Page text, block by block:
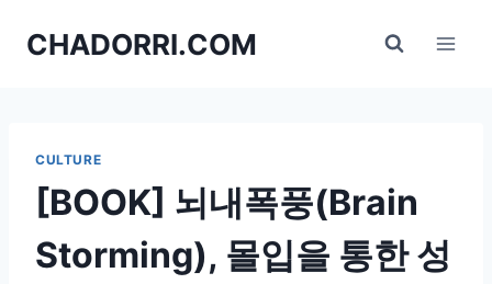
CHADORRI.COM
CULTURE
[BOOK] 뇌내폭풍(Brain
Storming), 몰입을 통한 성